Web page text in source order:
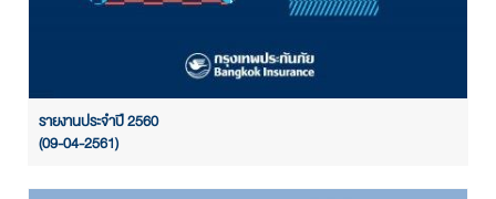
รายงานประจำปี 2560
(09-04-2561)